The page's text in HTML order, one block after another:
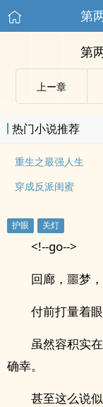
第
第
上ー章
热门小说推荐
重生之最强人生
穿成反派闺蜜
<!--go-->
回廊，噩梦，
付前打量着
虽然容积实
确幸。
甚至这么说